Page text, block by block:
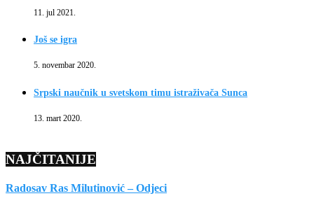
11. jul 2021.
Još se igra
5. novembar 2020.
Srpski naučnik u svetskom timu istraživača Sunca
13. mart 2020.
NAJČITANIJE
Radosav Ras Milutinović – Odjeci